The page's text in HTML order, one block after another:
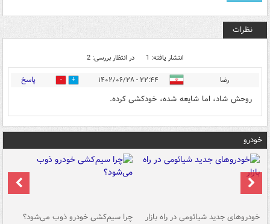
نظرات
انتشار یافته: 1 در انتظار بررسی: 2
رضا ۲۲:۴۴ - ۱۴۰۲/۰۶/۲۸ 0 پاسخ
روحش شاد، اما شایعه شده، خودکشی کرده.
خودرو
خودروهای جدید شیائومی در راه بازار چرا سیم‌کشی خودرو ذوب می‌شود؟